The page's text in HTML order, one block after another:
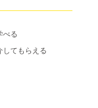
べる
してもらえる